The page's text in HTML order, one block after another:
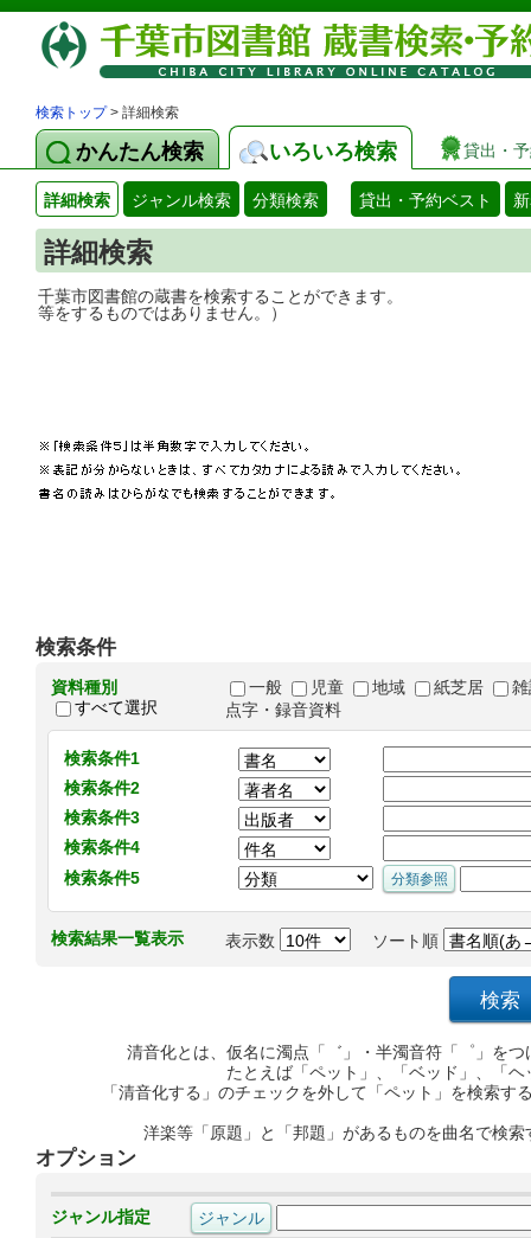
検索トップ> 詳細検索
かんたん検索 いろいろ検索 貸出・
詳細検索 ジャンル検索 分類検索 貸出・予約ベスト
詳細検索
千葉市図書館の蔵書を検索することがで
等をするものではありません。）
検索条件
資料種別
すべて選択
一般 児童 地域 紙芝居
点字・録音資料
検索条件1
検索条件2
検索条件3
検索条件4
検索条件5
検索結果一覧表示 表示数 ソート順
清音化とは、仮名に濁点「゛」・半濁音符「゜」を
たとえば「ペット」、「ベッド」、「
「清音化する」のチェックを外して「ペット」を検索
洋楽等「原題」と「邦題」があるものを曲名で検
オプション
ジャンル指定